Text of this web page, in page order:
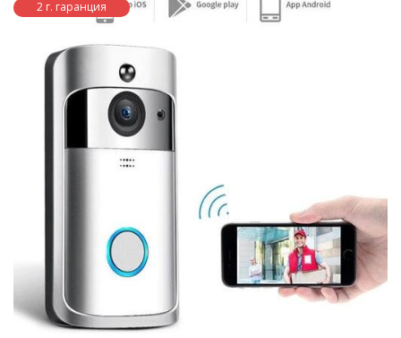
2 г. гаранция